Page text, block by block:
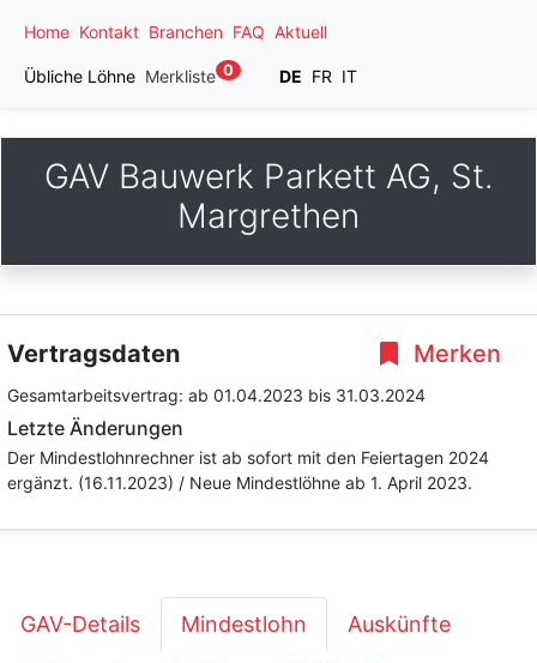
Home Kontakt Branchen FAQ Aktuell
Übliche Löhne Merkliste 0 DE FR IT
GAV Bauwerk Parkett AG, St.
Margrethen
Merken
Vertragsdaten
Gesamtarbeitsvertrag: ab 01.04.2023 bis 31.03.2024
Letzte Änderungen
Der Mindestlohnrechner ist ab sofort mit den Feiertagen 2024
ergänzt. (16.11.2023) / Neue Mindestlöhne ab 1. April 2023.
GAV-Details Mindestlohn Auskünfte